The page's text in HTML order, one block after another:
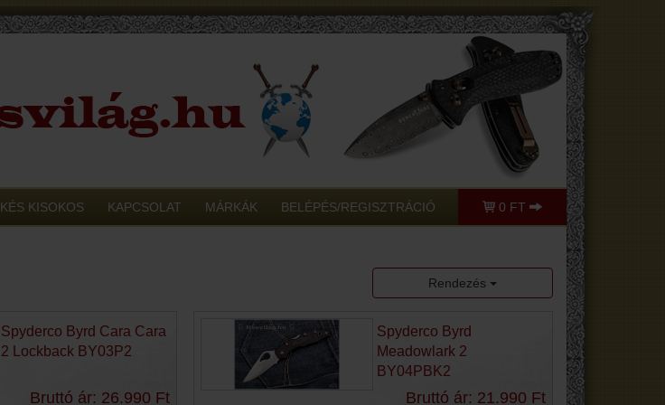
KÉS KISOKOS KAPCSOLAT MÁRKÁK BELÉPÉS/REGISZTRÁCIÓ 0 FT
Rendezés
Spyderco Byrd Cara Cara
2 Lockback BY03P2
Bruttó ár: 26.990 Ft
Spyderco Byrd
Meadowlark 2
BY04PBK2
Bruttó ár: 21.990 Ft